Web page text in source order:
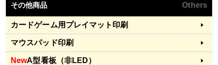
その他商品 Others
カードゲーム用プレイマット印刷
マウスパッド印刷
NewA型看板（非LED）